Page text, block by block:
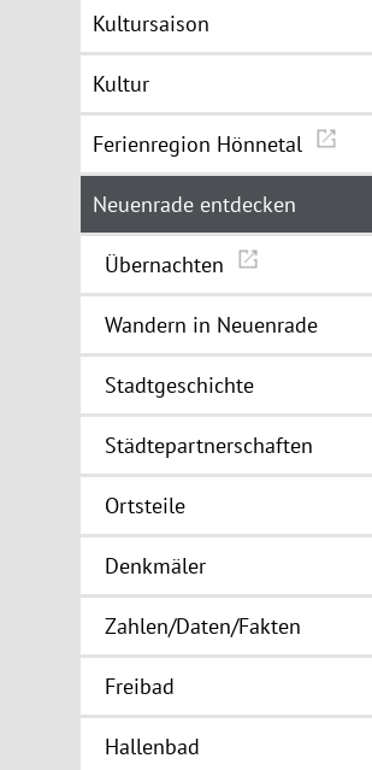
Kultursaison
Kultur
Ferienregion Hönnetal
Neuenrade entdecken
Übernachten
Wandern in Neuenrade
Stadtgeschichte
Städtepartnerschaften
Ortsteile
Denkmäler
Zahlen/Daten/Fakten
Freibad
Hallenbad